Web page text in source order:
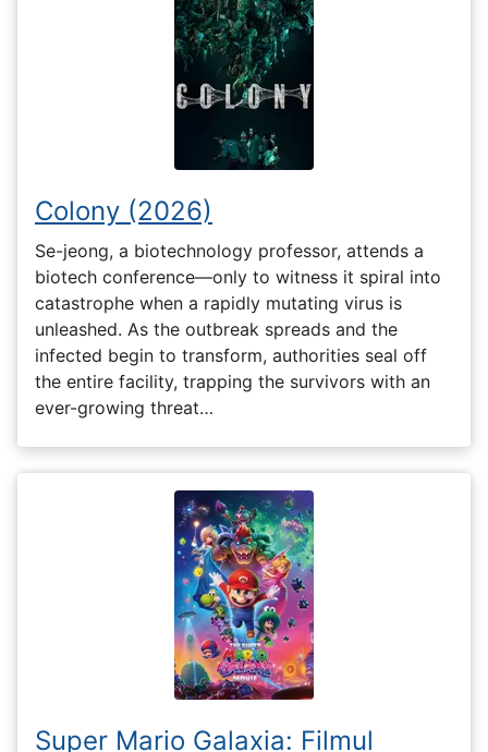
Colony (2026)
Se-jeong, a biotechnology professor, attends a
biotech conference—only to witness it spiral into
catastrophe when a rapidly mutating virus is
unleashed. As the outbreak spreads and the
infected begin to transform, authorities seal off
the entire facility, trapping the survivors with an
ever-growing threat…
Super Mario Galaxia: Filmul